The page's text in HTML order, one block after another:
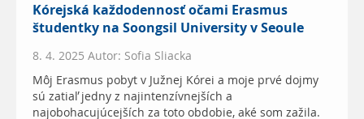
Kórejská každodennosť očami Erasmus
študentky na Soongsil University v Seoule
8. 4. 2025 Autor: Sofia Sliacka
Môj Erasmus pobyt v Južnej Kórei a moje prvé dojmy
sú zatiaľ jedny z najintenzívnejších a
najobohacujúcejších za toto obdobie, aké som zažila.